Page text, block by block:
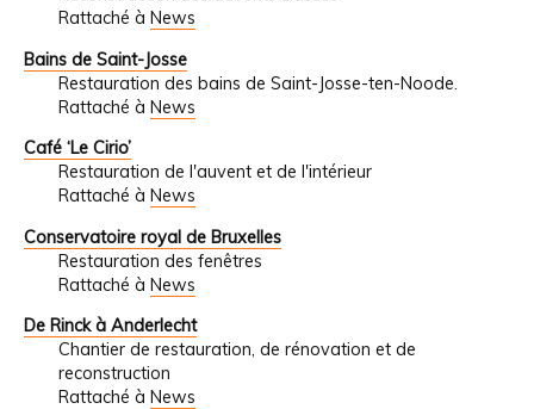
Rattaché à News
Bains de Saint-Josse
Restauration des bains de Saint-Josse-ten-Noode.
Rattaché à News
Café ‘Le Cirio’
Restauration de l'auvent et de l'intérieur
Rattaché à News
Conservatoire royal de Bruxelles
Restauration des fenêtres
Rattaché à News
De Rinck à Anderlecht
Chantier de restauration, de rénovation et de
reconstruction
Rattaché à News